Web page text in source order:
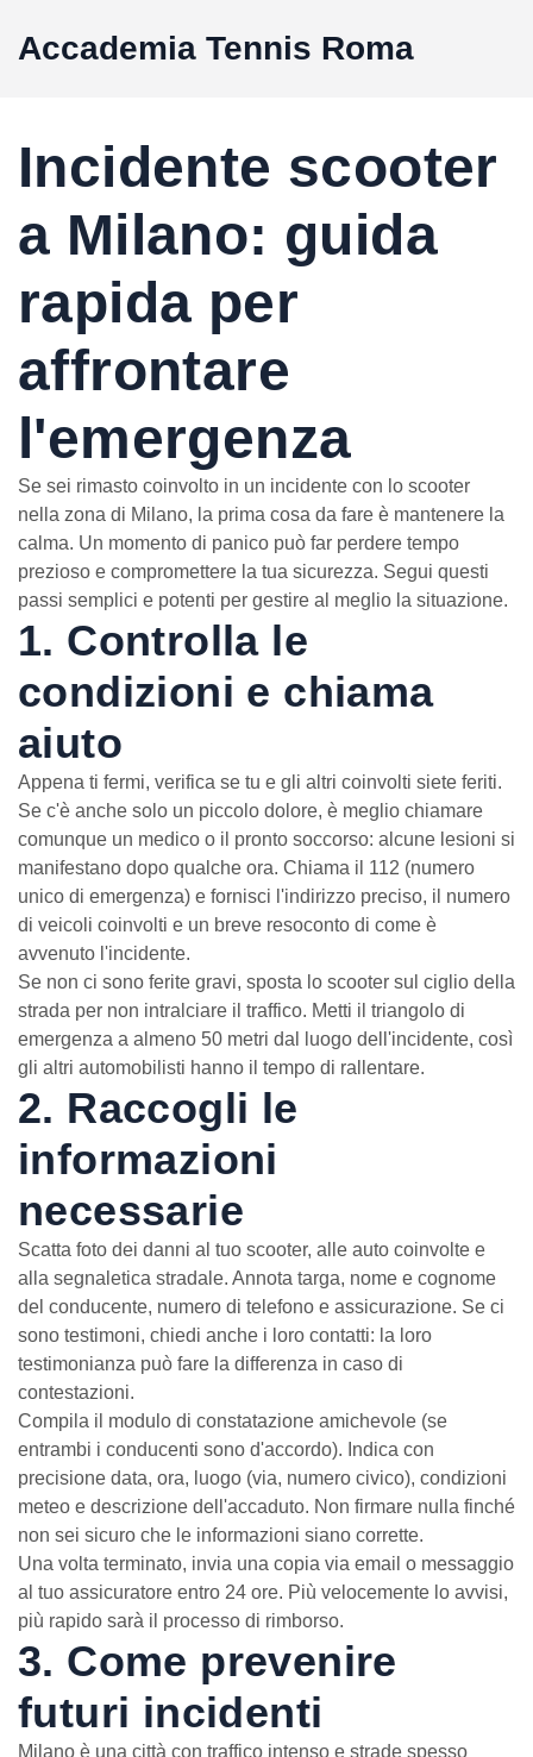
Accademia Tennis Roma
Incidente scooter
a Milano: guida
rapida per
affrontare
l'emergenza
Se sei rimasto coinvolto in un incidente con lo scooter
nella zona di Milano, la prima cosa da fare è mantenere la
calma. Un momento di panico può far perdere tempo
prezioso e compromettere la tua sicurezza. Segui questi
passi semplici e potenti per gestire al meglio la situazione.
1. Controlla le
condizioni e chiama
aiuto
Appena ti fermi, verifica se tu e gli altri coinvolti siete feriti.
Se c'è anche solo un piccolo dolore, è meglio chiamare
comunque un medico o il pronto soccorso: alcune lesioni si
manifestano dopo qualche ora. Chiama il 112 (numero
unico di emergenza) e fornisci l'indirizzo preciso, il numero
di veicoli coinvolti e un breve resoconto di come è
avvenuto l'incidente.
Se non ci sono ferite gravi, sposta lo scooter sul ciglio della
strada per non intralciare il traffico. Metti il triangolo di
emergenza a almeno 50 metri dal luogo dell'incidente, così
gli altri automobilisti hanno il tempo di rallentare.
2. Raccogli le
informazioni
necessarie
Scatta foto dei danni al tuo scooter, alle auto coinvolte e
alla segnaletica stradale. Annota targa, nome e cognome
del conducente, numero di telefono e assicurazione. Se ci
sono testimoni, chiedi anche i loro contatti: la loro
testimonianza può fare la differenza in caso di
contestazioni.
Compila il modulo di constatazione amichevole (se
entrambi i conducenti sono d'accordo). Indica con
precisione data, ora, luogo (via, numero civico), condizioni
meteo e descrizione dell'accaduto. Non firmare nulla finché
non sei sicuro che le informazioni siano corrette.
Una volta terminato, invia una copia via email o messaggio
al tuo assicuratore entro 24 ore. Più velocemente lo avvisi,
più rapido sarà il processo di rimborso.
3. Come prevenire
futuri incidenti
Milano è una città con traffico intenso e strade spesso